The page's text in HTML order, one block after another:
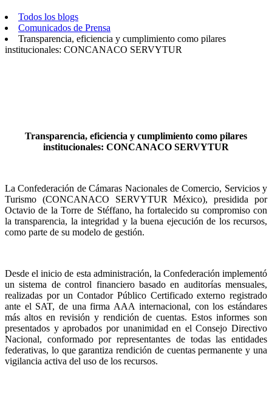
Todos los blogs
Comunicados de Prensa
Transparencia, eficiencia y cumplimiento como pilares
institucionales: CONCANACO SERVYTUR
Transparencia, eficiencia y cumplimiento como pilares
institucionales: CONCANACO SERVYTUR
La Confederación de Cámaras Nacionales de Comercio, Servicios y
Turismo (CONCANACO SERVYTUR México), presidida por
Octavio de la Torre de Stéffano, ha fortalecido su compromiso con
la transparencia, la integridad y la buena ejecución de los recursos,
como parte de su modelo de gestión.
Desde el inicio de esta administración, la Confederación implementó
un sistema de control financiero basado en auditorías mensuales,
realizadas por un Contador Público Certificado externo registrado
ante el SAT, de una firma AAA internacional, con los estándares
más altos en revisión y rendición de cuentas. Estos informes son
presentados y aprobados por unanimidad en el Consejo Directivo
Nacional, conformado por representantes de todas las entidades
federativas, lo que garantiza rendición de cuentas permanente y una
vigilancia activa del uso de los recursos.